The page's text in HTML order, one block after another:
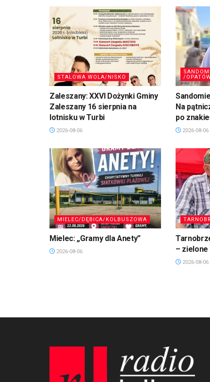
STALOWA WOLA/NISKO
Zaleszany: XXVI Dożynki Gminy
Zaleszany 16 sierpnia na
lotnisku w Turbi
2026-08-06
/
Na
po
2026-08-06
MIELEC/DĘBICA/KOLBUSZOWA
Mielec: „Gramy dla Anety”
2026-08-06
– zielone
2026-08-06